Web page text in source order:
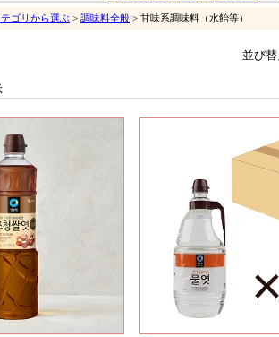
ゴリから選ぶ > 調味料全般 > 甘味系調味料（水飴等）
並び替